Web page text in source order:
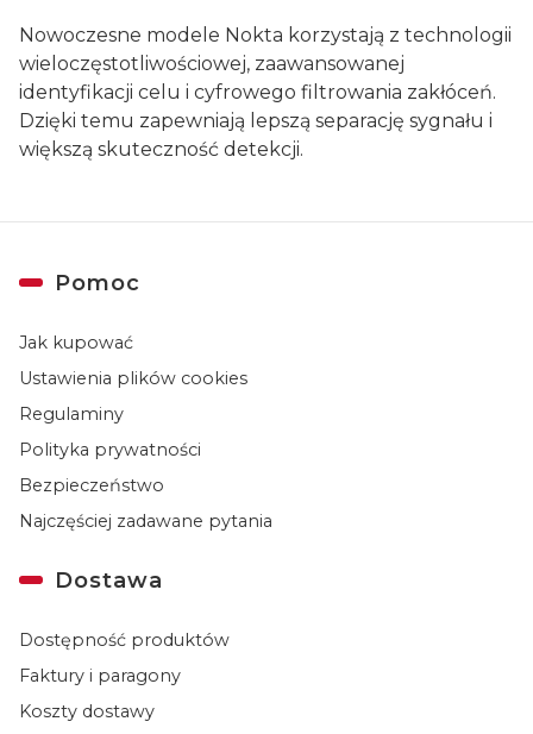
Nowoczesne modele Nokta korzystają z technologii
wieloczęstotliwościowej, zaawansowanej
identyfikacji celu i cyfrowego filtrowania zakłóceń.
Dzięki temu zapewniają lepszą separację sygnału i
większą skuteczność detekcji.
Linki w stopce
Pomoc
Jak kupować
Ustawienia plików cookies
Regulaminy
Polityka prywatności
Bezpieczeństwo
Najczęściej zadawane pytania
Dostawa
Dostępność produktów
Faktury i paragony
Koszty dostawy